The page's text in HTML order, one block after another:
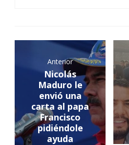
Anterior
Nicolás
Maduro le
envió una
carta al papa
Francisco
pidiéndole
ayuda